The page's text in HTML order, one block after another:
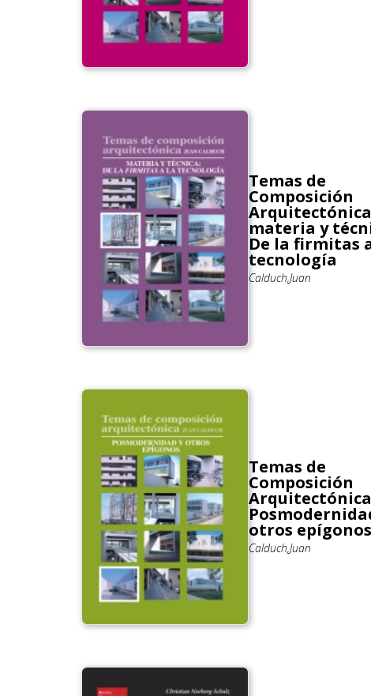
Temas de
Composición
materia y
De la firmitas
tecnología
Calduch,Juan
Temas de
Composición
otros
Calduch,Juan